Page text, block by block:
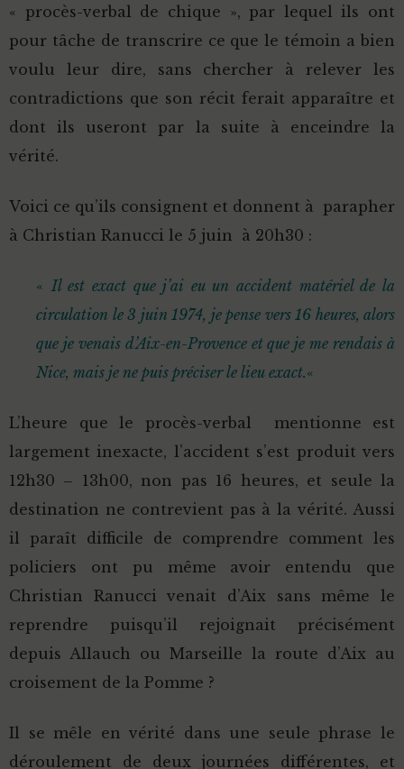
« procès-verbal de chique », par lequel ils ont
pour tâche de transcrire ce que le témoin a bien
voulu leur dire, sans chercher à relever les
contradictions que son récit ferait apparaître et
dont ils useront par la suite à enceindre la
vérité.
Voici ce qu’ils consignent et donnent à parapher
à Christian Ranucci le 5 juin à 20h30 :
« Il est exact que j’ai eu un accident matériel de la
circulation le 3 juin 1974, je pense vers 16 heures, alors
que je venais d’Aix-en-Provence et que je me rendais à
Nice, mais je ne puis préciser le lieu exact.«
L’heure que le procès-verbal mentionne est
largement inexacte, l’accident s’est produit vers
12h30 – 13h00, non pas 16 heures, et seule la
destination ne contrevient pas à la vérité. Aussi
il paraît difficile de comprendre comment les
policiers ont pu même avoir entendu que
Christian Ranucci venait d’Aix sans même le
reprendre puisqu’il rejoignait précisément
depuis Allauch ou Marseille la route d’Aix au
croisement de la Pomme ?
Il se mêle en vérité dans une seule phrase le
déroulement de deux journées différentes, et